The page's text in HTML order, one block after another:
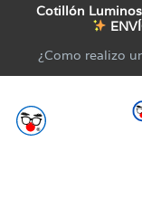
Cotillón
¿Como realizo